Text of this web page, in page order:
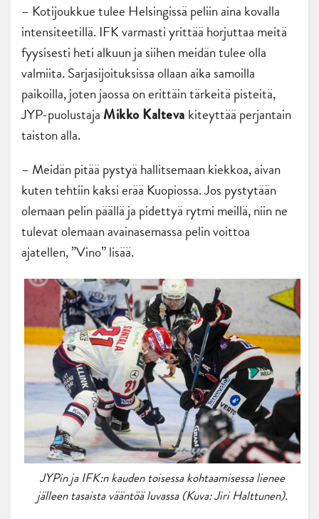
– Kotijoukkue tulee Helsingissä peliin aina kovalla
intensiteetillä. IFK varmasti yrittää horjuttaa meitä
fyysisesti heti alkuun ja siihen meidän tulee olla
valmiita. Sarjasijoituksissa ollaan aika samoilla
paikoilla, joten jaossa on erittäin tärkeitä pisteitä,
JYP-puolustaja Mikko Kalteva kiteyttää perjantain
taiston alla.
– Meidän pitää pystyä hallitsemaan kiekkoa, aivan
kuten tehtiin kaksi erää Kuopiossa. Jos pystytään
olemaan pelin päällä ja pidettyä rytmi meillä, niin ne
tulevat olemaan avainasemassa pelin voittoa
ajatellen, ”Vino” lisää.
JYPin ja IFK:n kauden toisessa kohtaamisessa lienee
jälleen tasaista vääntöä luvassa (Kuva: Jiri Halttunen).